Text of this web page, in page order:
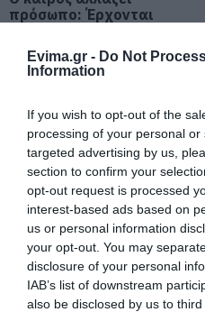
Evima.gr - Do Not
Information
If you wish to opt-out of the
processing of your personal
targeted advertising by us,
section to confirm your
opt-out request is processed
interest-based ads based on
us or personal information
your opt-out. You may
disclosure of your personal
IAB’s list of downstream
also be disclosed by us to
Μητέρα και γιος οι
σύγκρουση αυτοκινήτου
φορτηγό
Ράγισαν καρδιές στην
τελευταίο «αντίο» στον
επιχειρηματία
07.08.2026 | 19:10
Νέο επίδομα 600 ευρώ για
σπουδαστές: Οι δικαιούχοι
07.08.2026 | 19:00
πρόσωπο: Έρχονται
θυελλώδη μελτέμια
Μητέρα και γιος οι
νεκροί από τη
σύγκρουση
αυτοκινήτου με
φορτηγό